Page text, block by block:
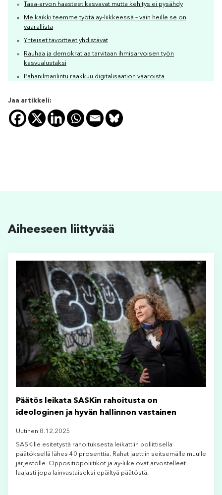
Tasa-arvon haasteet kasvavat mutta kehitys ei pysähdy
Me kaikki teemme työtä ay-liikkeessä – vain heille se on
vaarallista
Yhteiset tavoitteet yhdistävät
Rauhaa ja demokratiaa tarvitaan ihmisarvoisen työn
kasvualustaksi
Pahanilmanlintu raakkuu digitalisaation vaaroista
Jaa artikkeli:
Aiheeseen liittyvää
Päätös leikata SASKin rahoitusta on
ideologinen ja hyvän hallinnon vastainen
Uutinen 8.12.2025
SASKille esitetystä rahoituksesta leikattiin poliittisella
päätöksellä lähes 40 prosenttia. Rahat jaettiin seitsemälle muulle
järjestölle. Oppositiopoliitikot ja ay-liike ovat arvostelleet
laajasti jopa lainvastaiseksi epäiltyä päätöstä.